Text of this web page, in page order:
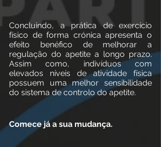
Concluindo, a prática de exercício
físico de forma crónica apresenta o
efeito benéfico de melhorar a
regulação do apetite a longo prazo.
Assim como, indivíduos com
elevados níveis de atividade física
possuem uma melhor sensibilidade
do sistema de controlo do apetite.
Comece já a sua mudança.